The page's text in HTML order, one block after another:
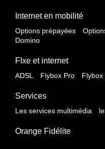
Internet en mobilité
Options prépayées
Domino
FIxe et internet
ADSL Flybox Pro Flybox
Services
Les services multimédia
Orange Fidélite